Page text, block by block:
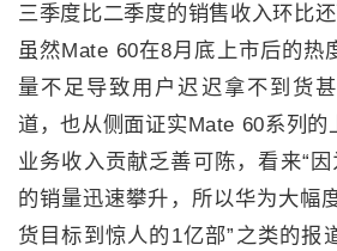
三季度比二季度的销售收入环比
虽然Mate 60在8月底上市后的热
量不足导致用户迟迟拿不到货
道，也从侧面证实Mate 60系列的
业务收入贡献乏善可陈，看来“因
的销量迅速攀升，所以华为大幅
货目标到惊人的 1亿部”之类的报